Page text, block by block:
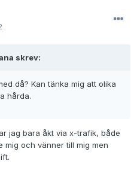
skrev:
då? Kan tänka mig att olika
hårda.
jag bara åkt via x-trafik, både
mig och vänner till mig men